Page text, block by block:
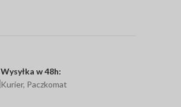
Wysyłka w 48h:
Kurier, Paczkomat